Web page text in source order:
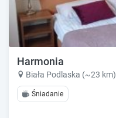
Harmonia
Biała Podlaska (~23 km)
Śniadanie